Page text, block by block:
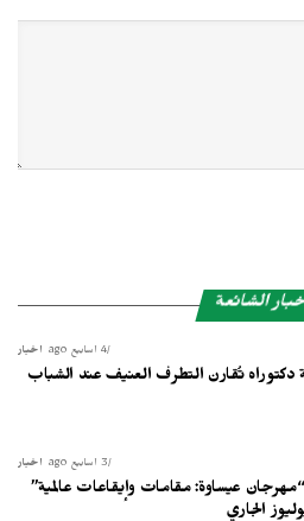
الشائعة
أخبار 4 أسابيع ago
تُقارن التطرف العنيف عند الشباب
أخبار 3 أسابيع ago
عيساوة: مقامات وإيقاعات عالمية”